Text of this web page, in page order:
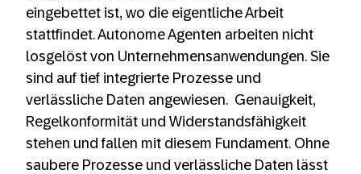
eingebettet ist, wo die eigentliche Arbeit
stattfindet. Autonome Agenten arbeiten nicht
losgelöst von Unternehmensanwendungen. Sie
sind auf tief integrierte Prozesse und
verlässliche Daten angewiesen. Genauigkeit,
Regelkonformität und Widerstandsfähigkeit
stehen und fallen mit diesem Fundament. Ohne
saubere Prozesse und verlässliche Daten lässt